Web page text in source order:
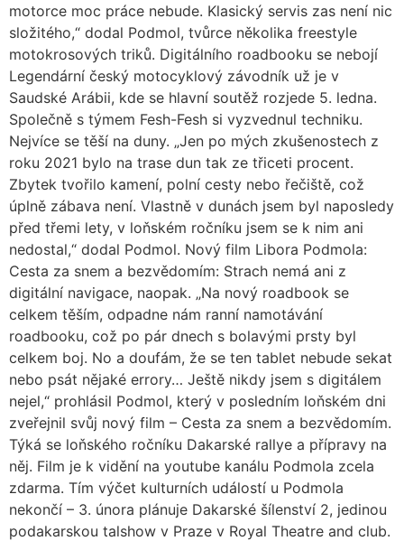
motorce moc práce nebude. Klasický servis zas není nic
složitého,“ dodal Podmol, tvůrce několika freestyle
motokrosových triků. Digitálního roadbooku se nebojí
Legendární český motocyklový závodník už je v
Saudské Arábii, kde se hlavní soutěž rozjede 5. ledna.
Společně s týmem Fesh-Fesh si vyzvednul techniku.
Nejvíce se těší na duny. „Jen po mých zkušenostech z
roku 2021 bylo na trase dun tak ze třiceti procent.
Zbytek tvořilo kamení, polní cesty nebo řečiště, což
úplně zábava není. Vlastně v dunách jsem byl naposledy
před třemi lety, v loňském ročníku jsem se k nim ani
nedostal,“ dodal Podmol. Nový film Libora Podmola:
Cesta za snem a bezvědomím: Strach nemá ani z
digitální navigace, naopak. „Na nový roadbook se
celkem těším, odpadne nám ranní namotávání
roadbooku, což po pár dnech s bolavými prsty byl
celkem boj. No a doufám, že se ten tablet nebude sekat
nebo psát nějaké errory… Ještě nikdy jsem s digitálem
nejel,“ prohlásil Podmol, který v posledním loňském dni
zveřejnil svůj nový film – Cesta za snem a bezvědomím.
Týká se loňského ročníku Dakarské rallye a přípravy na
něj. Film je k vidění na youtube kanálu Podmola zcela
zdarma. Tím výčet kulturních událostí u Podmola
nekončí – 3. února plánuje Dakarské šílenství 2, jedinou
podakarskou talshow v Praze v Royal Theatre and club.